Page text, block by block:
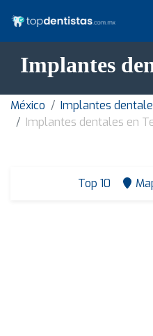
Implantes
México
Implantes
Implantes dentales en
Top 10